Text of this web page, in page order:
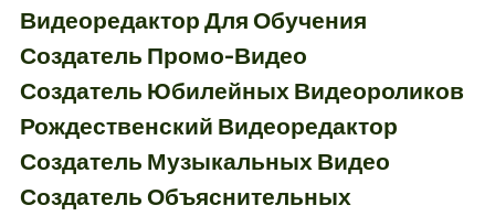
Видеоредактор Для Обучения
Создатель Промо-Видео
Создатель Юбилейных Видеороликов
Рождественский Видеоредактор
Создатель Музыкальных Видео
Создатель Объяснительных